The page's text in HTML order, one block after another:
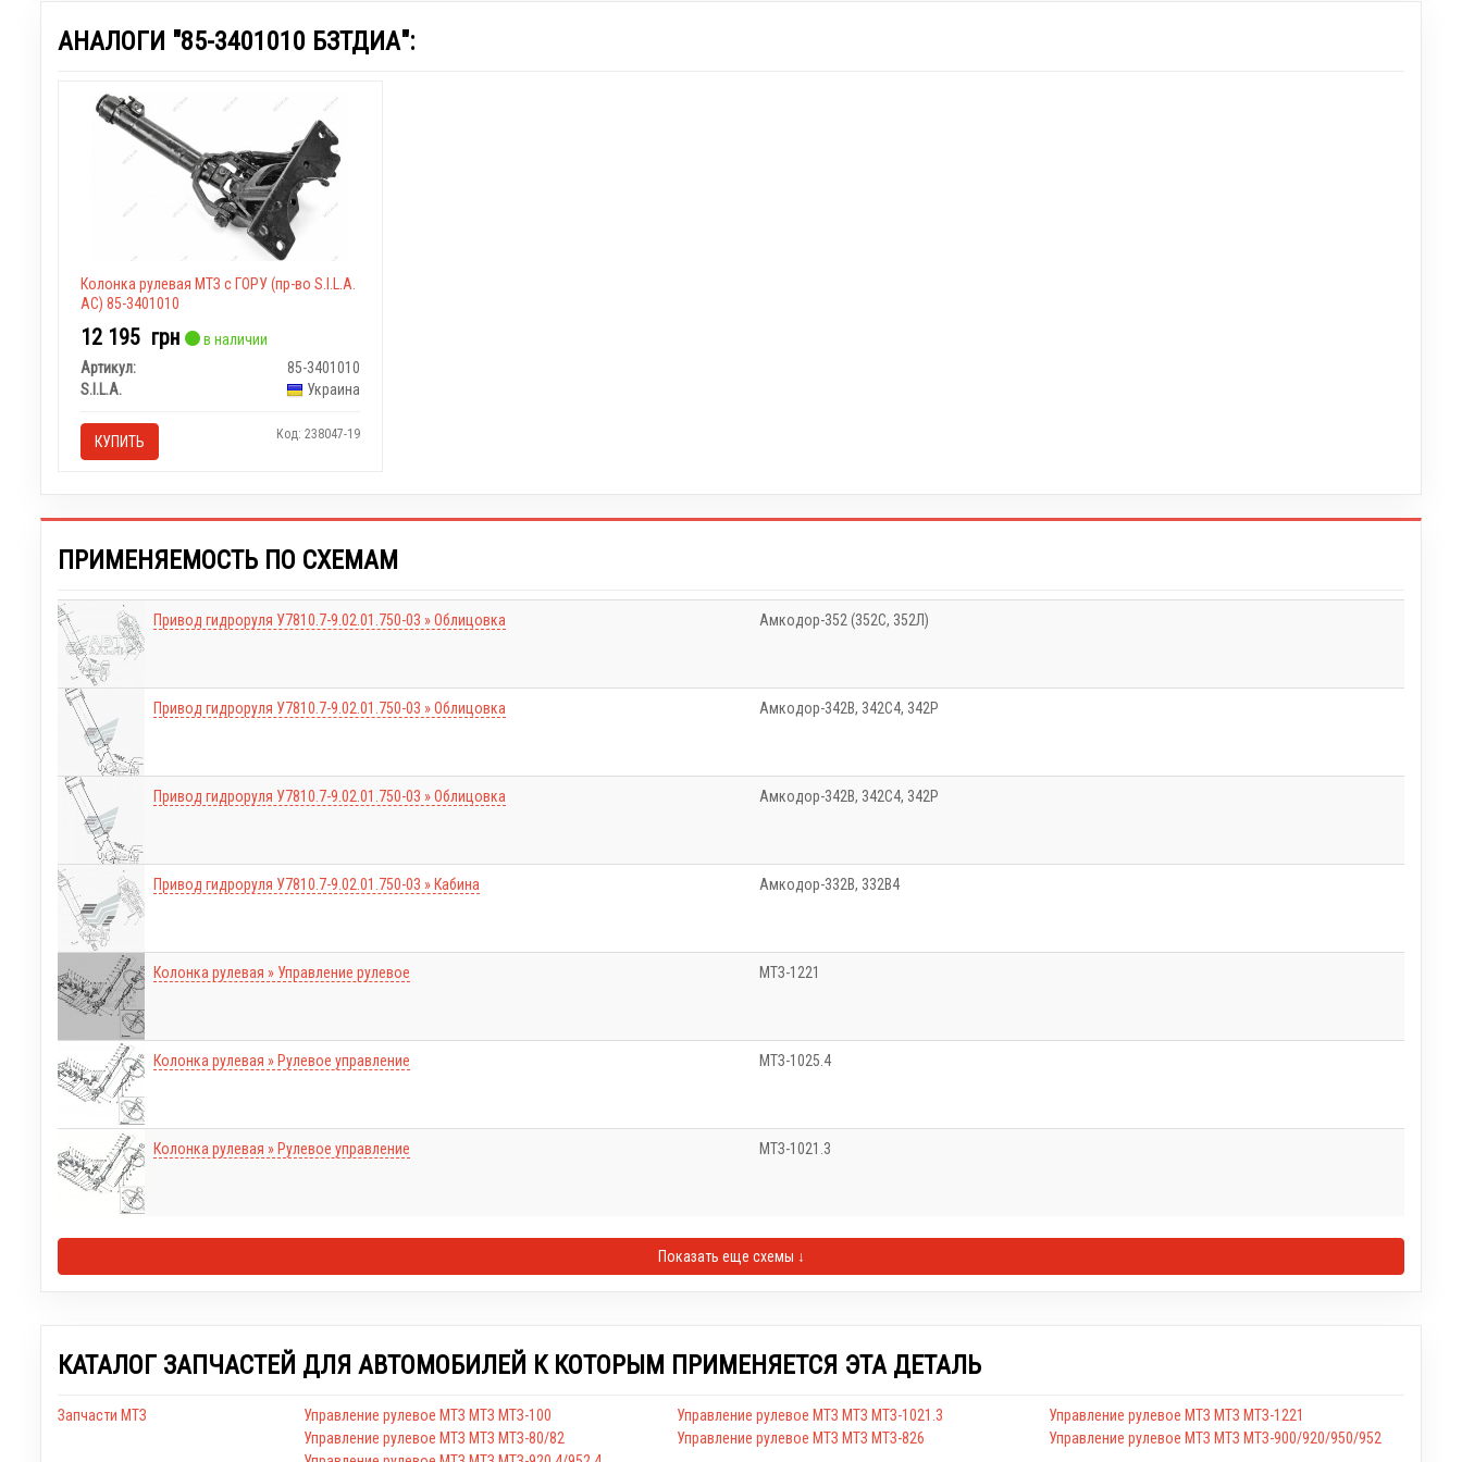
АНАЛОГИ "85-3401010 БЗТДИА":
Колонка рулевая МТЗ с ГОРУ (пр-во S.I.L.A.
AC) 85-3401010
12 195 грн
в наличии
Артикул:
85-3401010
S.I.L.A.
Украина
КУПИТЬ Код: 238047-19
ПРИМЕНЯЕМОСТЬ ПО СХЕМАМ
Привод гидроруля У7810.7-9.02.01.750-03 » Облицовка Амкодор-352 (352C, 352Л)
Привод гидроруля У7810.7-9.02.01.750-03 » Облицовка Амкодор-342В, 342С4, 342Р
Привод гидроруля У7810.7-9.02.01.750-03 » Облицовка Амкодор-342В, 342С4, 342Р
Привод гидроруля У7810.7-9.02.01.750-03 » Кабина Амкодор-332B, 332B4
Колонка рулевая » Управление рулевое МТЗ-1221
Колонка рулевая » Рулевое управление МТЗ-1025.4
Колонка рулевая » Рулевое управление МТЗ-1021.3
Показать еще схемы ↓
КАТАЛОГ ЗАПЧАСТЕЙ ДЛЯ АВТОМОБИЛЕЙ К КОТОРЫМ ПРИМЕНЯЕТСЯ ЭТА ДЕТАЛЬ
Запчасти МТЗ Управление рулевое МТЗ МТЗ МТЗ-100 Управление рулевое МТЗ МТЗ МТЗ-1021.3
Управление рулевое МТЗ МТЗ МТЗ-1221
Управление рулевое МТЗ МТЗ МТЗ-80/82
Управление рулевое МТЗ МТЗ МТЗ-826
Управление рулевое МТЗ МТЗ МТЗ-900/920/950/952